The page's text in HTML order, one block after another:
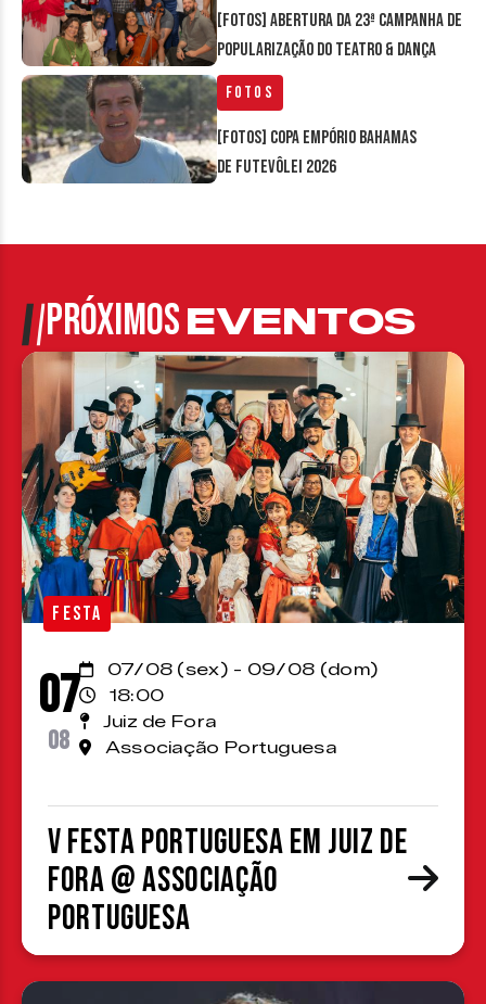
[FOTOS] Abertura da 23ª Campanha de
Popularização do Teatro & Dança
Fotos
[FOTOS] Copa Empório Bahamas
de Futevôlei 2026
PRÓXIMOSEVENTOS
FESTA
07
08
07/08 (sex) - 09/08 (dom)
18:00
Juiz de Fora
Associação Portuguesa
V Festa Portuguesa em Juiz de
Fora @ Associação
Portuguesa